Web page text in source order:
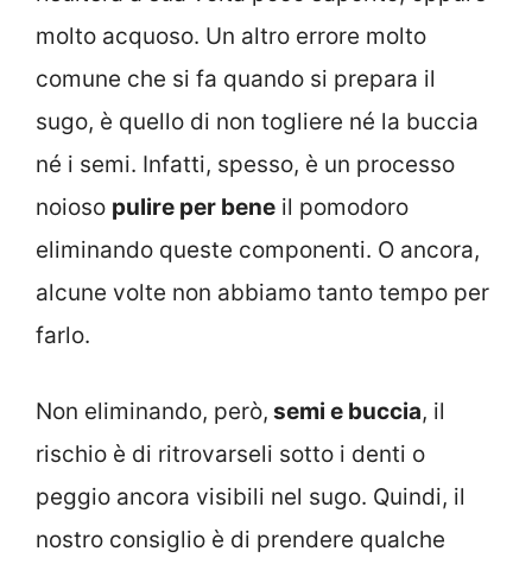
molto acquoso. Un altro errore molto
comune che si fa quando si prepara il
sugo, è quello di non togliere né la buccia
né i semi. Infatti, spesso, è un processo
noioso pulire per bene il pomodoro
eliminando queste componenti. O ancora,
alcune volte non abbiamo tanto tempo per
farlo.
Non eliminando, però, semi e buccia, il
rischio è di ritrovarseli sotto i denti o
peggio ancora visibili nel sugo. Quindi, il
nostro consiglio è di prendere qualche